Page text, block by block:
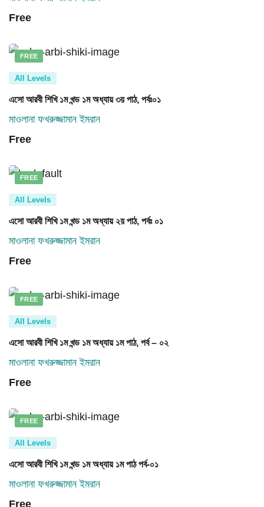
Free
FREE
All Levels
এসো আরবী শিখি ১ম খন্ড ১ম অধ্যায় ৩য় পাঠ, পর্বঃ০১
মাওলানা ফখরুজ্জামান ইমরান
Free
FREE
All Levels
এসো আরবী শিখি ১ম খন্ড ১ম অধ্যায় ২য় পাঠ, পর্বঃ ০১
মাওলানা ফখরুজ্জামান ইমরান
Free
FREE
All Levels
এসো আরবী শিখি ১ম খন্ড ১ম অধ্যায় ১ম পাঠ, পর্ব – ০২
মাওলানা ফখরুজ্জামান ইমরান
Free
FREE
All Levels
এসো আরবী শিখি ১ম খন্ড ১ম অধ্যায় ১ম পাঠ পর্ব-০১
মাওলানা ফখরুজ্জামান ইমরান
Free